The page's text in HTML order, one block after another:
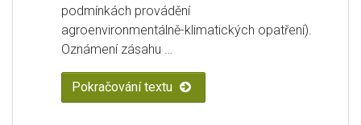
podmínkách provádění
agroenvironmentálně-klimatických opatření).
Oznámení zásahu …
Pokračování textu „Možnost mimořádného